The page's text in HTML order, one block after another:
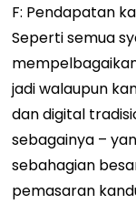
F: Pendapatan
Seperti semua
jadi walaupun
dan digital
sebagainya –
sebahagian
pemasaran